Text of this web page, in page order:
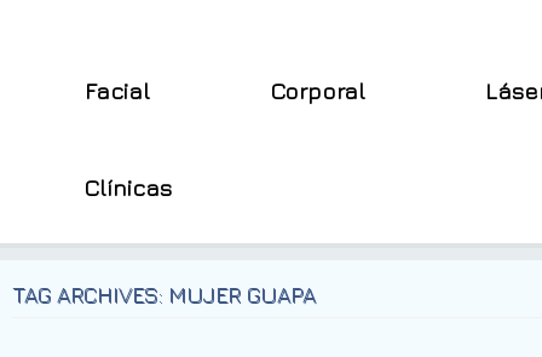
Facial Corporal
Clínicas
TAG ARCHIVES: MUJER GUAPA